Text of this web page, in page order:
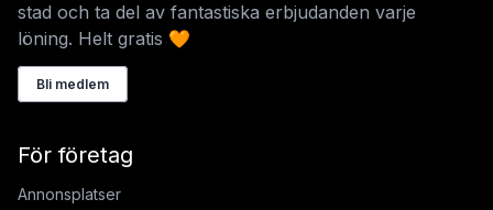
stad och ta del av fantastiska erbjudanden varje
löning. Helt gratis 🧡
Bli medlem
För företag
Annonsplatser